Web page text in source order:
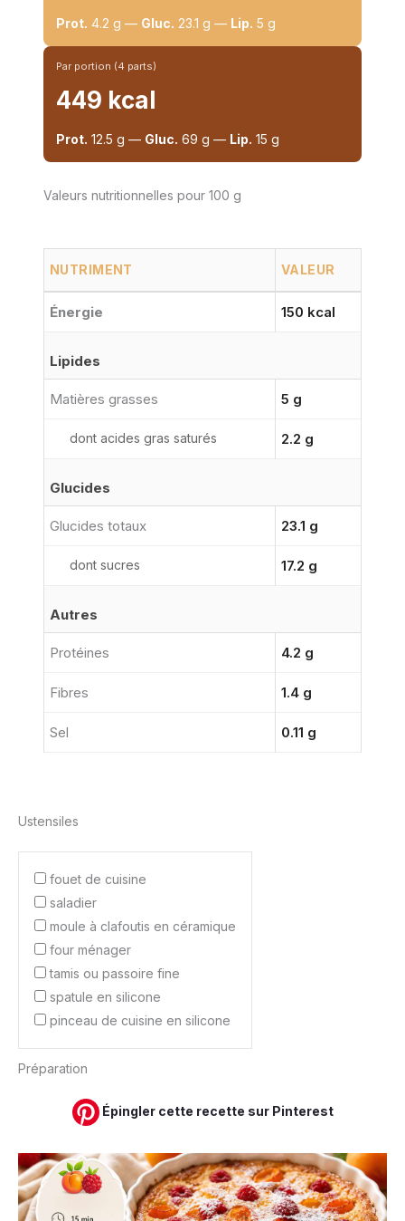
Prot. 4.2 g — Gluc. 23.1 g — Lip. 5 g
Par portion (4 parts)
449 kcal
Prot. 12.5 g — Gluc. 69 g — Lip. 15 g
Valeurs nutritionnelles pour 100 g
NUTRIMENT VALEUR
Énergie 150 kcal
Lipides
Matières grasses 5 g
dont acides gras saturés 2.2 g
Glucides
Glucides totaux 23.1 g
dont sucres 17.2 g
Autres
Protéines 4.2 g
Fibres 1.4 g
Sel 0.11 g
Ustensiles
fouet de cuisine
saladier
moule à clafoutis en céramique
four ménager
tamis ou passoire fine
spatule en silicone
pinceau de cuisine en silicone
Préparation
Épingler cette recette sur Pinterest